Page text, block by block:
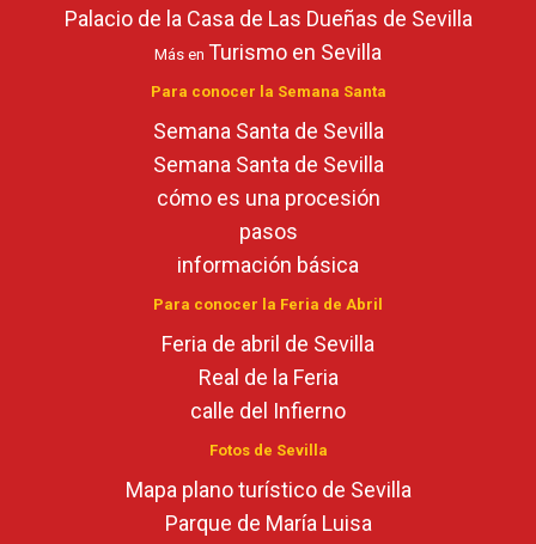
Palacio de la Casa de Las Dueñas de Sevilla
Más en Turismo en Sevilla
Para conocer la Semana Santa
Semana Santa de Sevilla
Semana Santa de Sevilla
cómo es una procesión
pasos
información básica
Para conocer la Feria de Abril
Feria de abril de Sevilla
Real de la Feria
calle del Infierno
Fotos de Sevilla
Mapa plano turístico de Sevilla
Parque de María Luisa